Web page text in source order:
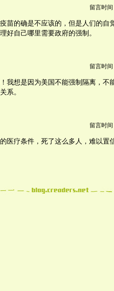
留言时间
苗的确是不应该的，但是人们的自
好自己哪里需要政府的强制。
留言时间
我想是因为美国不能强制隔离，不
系。
留言时间
医疗条件，死了这么多人，难以置